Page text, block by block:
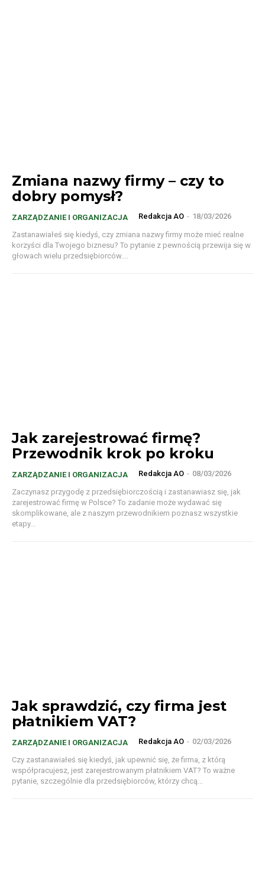
Zmiana nazwy firmy – czy to
dobry pomysł?
ZARZĄDZANIE I ORGANIZACJA Redakcja AO - 18/03/2026
Zastanawiałeś się kiedyś, czy zmiana nazwy firmy może mieć realne
korzyści dla Twojego biznesu? To pytanie z pewnością przewija się w
głowach wielu przedsiębiorców....
Jak zarejestrować firmę?
Przewodnik krok po kroku
ZARZĄDZANIE I ORGANIZACJA Redakcja AO - 08/03/2026
Zaczynasz przygodę z przedsiębiorczością i zastanawiasz się, jak
zarejestrować firmę w Polsce? To zadanie może wydawać się
skomplikowane, ale z naszym przewodnikiem poznasz wszystkie
etapy...
Jak sprawdzić, czy firma jest
płatnikiem VAT?
ZARZĄDZANIE I ORGANIZACJA Redakcja AO - 02/03/2026
Czy zastanawiałeś się kiedyś, jak upewnić się, że firma, z którą
współpracujesz, jest zarejestrowanym płatnikiem VAT? To ważne
pytanie, szczególnie dla przedsiębiorców, którzy chcą...